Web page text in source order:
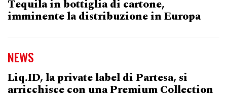
Tequila in bottiglia di cartone,
imminente la distribuzione in Europa
NEWS
Liq.ID, la private label di Partesa, si
arricchisce con una Premium Collection